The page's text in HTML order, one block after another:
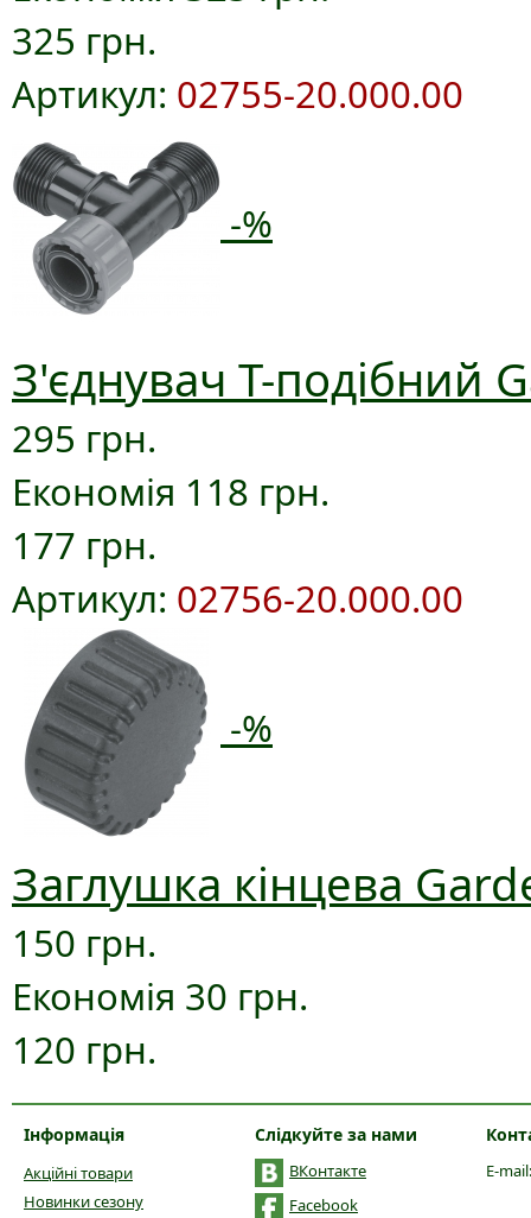
325 грн.
Артикул: 02755-20.000.00
-%
З'єднувач T-подібний
295 грн.
Економія 118 грн.
177 грн.
Артикул: 02756-20.000.00
-%
Заглушка кінцева
150 грн.
Економія 30 грн.
120 грн.
Інформація
Акційні товари
Новинки сезону
Слідкуйте за нами
ВКонтакте
Facebook
E-